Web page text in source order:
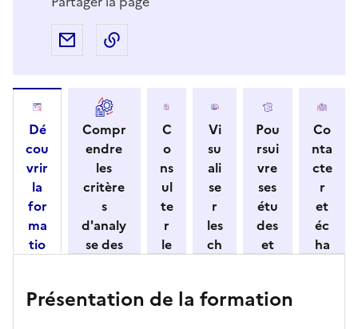
Partager par e-mail
Dé
cou
vrir
la
for
ma
tio
ses
Compr
endre
les
critère
s
d'analy
se des
par
C
o
ns
ul
te
r
le
o
Vi
su
ali
se
r
les
ch
s
Pou
rsui
vre
ses
étu
des
et
re
Co
nta
cte
r
et
éc
ha
Présentation de la formation